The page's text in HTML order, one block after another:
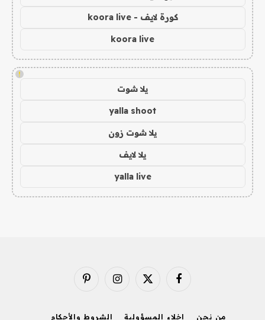
كورة لايف - koora live
koora live
!
يلا شوت
yalla shoot
يلا شوت زون
يلا لايف
yalla live
فيسبوك X
الانستغرامبينتيريست
من نحن إخلاء المسؤولية الشروط والأحكام